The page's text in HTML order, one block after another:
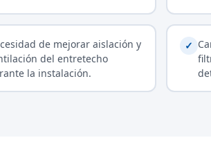
de mejorar aislación y
del entretecho
la instalación.
✓